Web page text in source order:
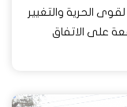
لقوى الحرية والتغيير
على الاتفاق